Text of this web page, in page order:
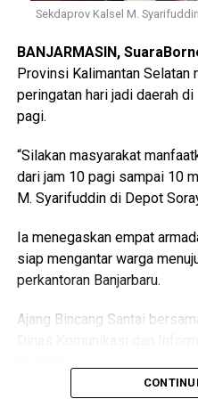
Sekdaprov Kalsel M.
BANJARMASIN,
Provinsi Kalimantan Selatan
peringatan hari jadi daerah
pagi.
“Silakan masyarakat
dari jam 10 pagi sampai 10
M. Syarifuddin di Depot
Ia menegaskan empat
siap mengantar warga
perkantoran Banjarbaru.
Ajang Bincang Santai